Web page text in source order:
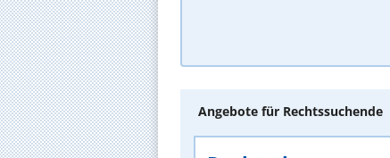
Angebote für Rechtssuchende